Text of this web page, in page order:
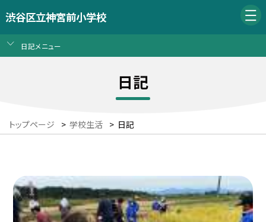
渋谷区立神宮前小学校
日記メニュー
日記
トップページ > 学校生活 > 日記